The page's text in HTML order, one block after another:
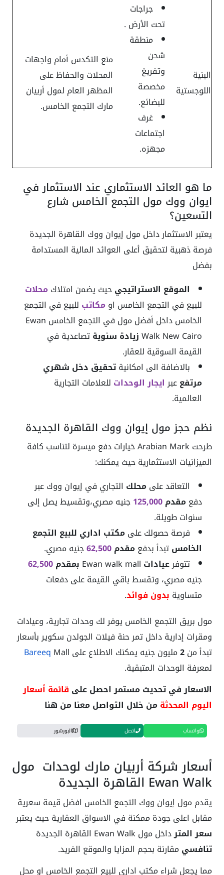
البنية
اللوجستية
جراجات
تحت الأرض .
منطقة
شحن
وتفريغ
مخصصة
للبضائع.
غرف
اجتماعات
مجهزه.
منع التكدس أمام واجهات
المحلات والحفاظ على
المظهر العام لمول أربيان
مارك التجمع الخامس.
ما هو العائد الاستثماري عند الاستثمار في
ايوان ووك مول التجمع الخامس شارع
التسعين؟
يعتبر الاستثمار داخل مول إيوان ووك القاهرة الجديدة
فرصة ذهبية لتحقيق أعلى العوائد المالية المستدامة
بفضل
الموقع الاستراتيجيحيث يضمن امتلاك محلات
للبيع في التجمع الخامس او مكاتب للبيع في التجمع
الخامس داخل أفضل مول في التجمع الخامس Ewan
Walk New Cairoزيادة سنويةتصاعدية في
القيمة السوقية للعقار.
بالاضافة الى امكانيةتحقيق دخل شهري
مرتفععبرايجار الوحدات للعلامات التجارية
العالمية.
نظم حجز مول إيوان ووك القاهرة الجديدة
طرحت Arabian Mark خيارات دفع ميسرة لتناسب كافة
الميزانيات الاستثمارية حيث يمكنك:
التعاقد علىمحلك التجاري في إيوان ووك عبر
دفعمقدم125,000جنيه مصري،وتقسيط يصل إلى
سنوات طويلة.
فرصة حصولك علىمكتب اداري للبيع التجمع
الخامستبدأ بدفعمقدم62,500جنيه مصري.
تتوفرعيادات Ewan walk mall بمقدم62,500
جنيه مصري، وتقسط باقي القيمة على دفعات
متساوية بدون فوائد.
مول بريق التجمع الخامس يوفر لك وحدات تجارية، وعيادات
ومقرات إدارية داخل تمر حنة فيلات الجولدن سكوير بأسعار
تبدأ من2مليون جنيه يمكنك الاطلاع على Bareeq
لمعرفة الوحدات المتبقية.
الاسعار في تحديث مستمر احصل على قائمة أسعار
اليوم المحدثةمن خلال التواصل معنا من هنا
واتساب اتصل البورشور
أسعار شركة أربيان مارك لوحدات مول
Ewan Walk القاهرة الجديدة
يقدم مول إيوان ووك التجمع الخامس افضل قيمة سعرية
مقابل اعلى جودة ممكنة في الاسواق العقارية حيث يعتبر
سعر المترداخل مول Ewan Walk القاهرة الجديدة
تنافسي مقارنة بحجم المزايا والموقع الفريد.
مما يجعل شراء مكتب اداري للبيع التجمع الخامس او محل